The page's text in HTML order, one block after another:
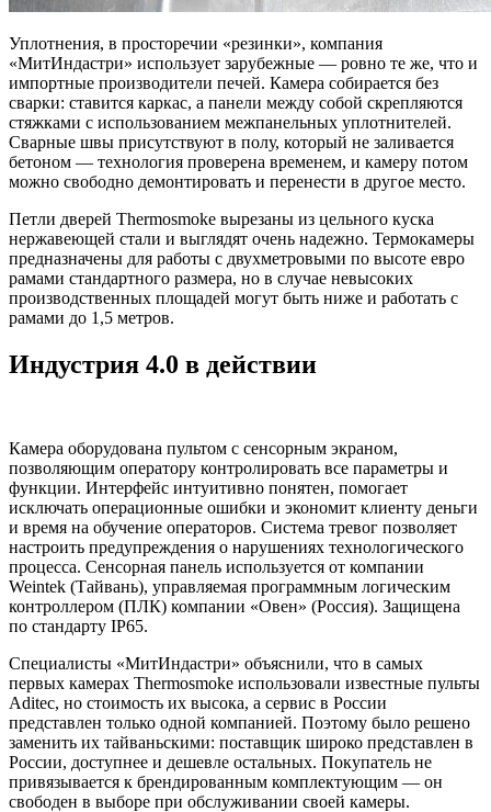
Уплотнения, в просторечии «резинки», компания
«МитИндастри» использует зарубежные — ровно те же, что и
импортные производители печей. Камера собирается без
сварки: ставится каркас, а панели между собой скрепляются
стяжками с использованием межпанельных уплотнителей.
Сварные швы присутствуют в полу, который не заливается
бетоном — технология проверена временем, и камеру потом
можно свободно демонтировать и перенести в другое место.
Петли дверей Thermosmoke вырезаны из цельного куска
нержавеющей стали и выглядят очень надежно. Термокамеры
предназначены для работы с двухметровыми по высоте евро
рамами стандартного размера, но в случае невысоких
производственных площадей могут быть ниже и работать с
рамами до 1,5 метров.
Индустрия 4.0 в действии
Камера оборудована пультом с сенсорным экраном,
позволяющим оператору контролировать все параметры и
функции. Интерфейс интуитивно понятен, помогает
исключать операционные ошибки и экономит клиенту деньги
и время на обучение операторов. Система тревог позволяет
настроить предупреждения о нарушениях технологического
процесса. Сенсорная панель используется от компании
Weintek (Тайвань), управляемая программным логическим
контроллером (ПЛК) компании «Овен» (Россия). Защищена
по стандарту IP65.
Специалисты «МитИндастри» объяснили, что в самых
первых камерах Thermosmoke использовали известные пульты
Aditec, но стоимость их высока, а сервис в России
представлен только одной компанией. Поэтому было решено
заменить их тайваньскими: поставщик широко представлен в
России, доступнее и дешевле остальных. Покупатель не
привязывается к брендированным комплектующим — он
свободен в выборе при обслуживании своей камеры.